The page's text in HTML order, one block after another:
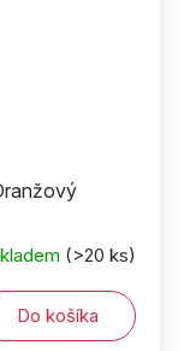
(>20 ks)
Do košíka